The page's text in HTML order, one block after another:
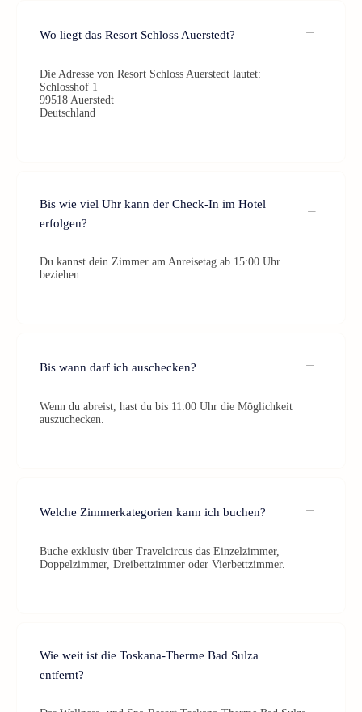
Wo liegt das Resort Schloss Auerstedt?
Die Adresse von Resort Schloss Auerstedt lautet:
Schlosshof 1
99518 Auerstedt
Deutschland
Bis wie viel Uhr kann der Check-In im Hotel
erfolgen?
Du kannst dein Zimmer am Anreisetag ab 15:00 Uhr
beziehen.
Bis wann darf ich auschecken?
Wenn du abreist, hast du bis 11:00 Uhr die Möglichkeit
auszuchecken.
Welche Zimmerkategorien kann ich buchen?
Buche exklusiv über Travelcircus das Einzelzimmer,
Doppelzimmer, Dreibettzimmer oder Vierbettzimmer.
Wie weit ist die Toskana-Therme Bad Sulza
entfernt?